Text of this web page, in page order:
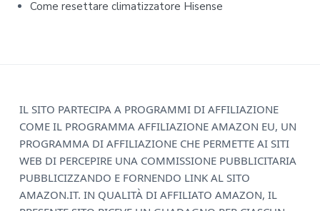
Come resettare climatizzatore Hisense​​
IL SITO PARTECIPA A PROGRAMMI DI AFFILIAZIONE
COME IL PROGRAMMA AFFILIAZIONE AMAZON EU, UN
PROGRAMMA DI AFFILIAZIONE CHE PERMETTE AI SITI
WEB DI PERCEPIRE UNA COMMISSIONE PUBBLICITARIA
PUBBLICIZZANDO E FORNENDO LINK AL SITO
AMAZON.IT. IN QUALITÀ DI AFFILIATO AMAZON, IL